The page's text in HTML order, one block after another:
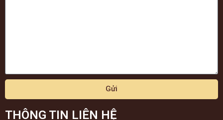
Gửi
THÔNG TIN LIÊN HỆ